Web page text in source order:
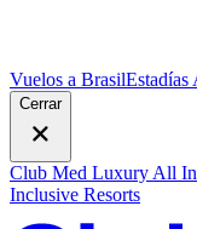
Vuelos a Brasil
Cerrar
Club Med Luxury All
Inclusive Resorts